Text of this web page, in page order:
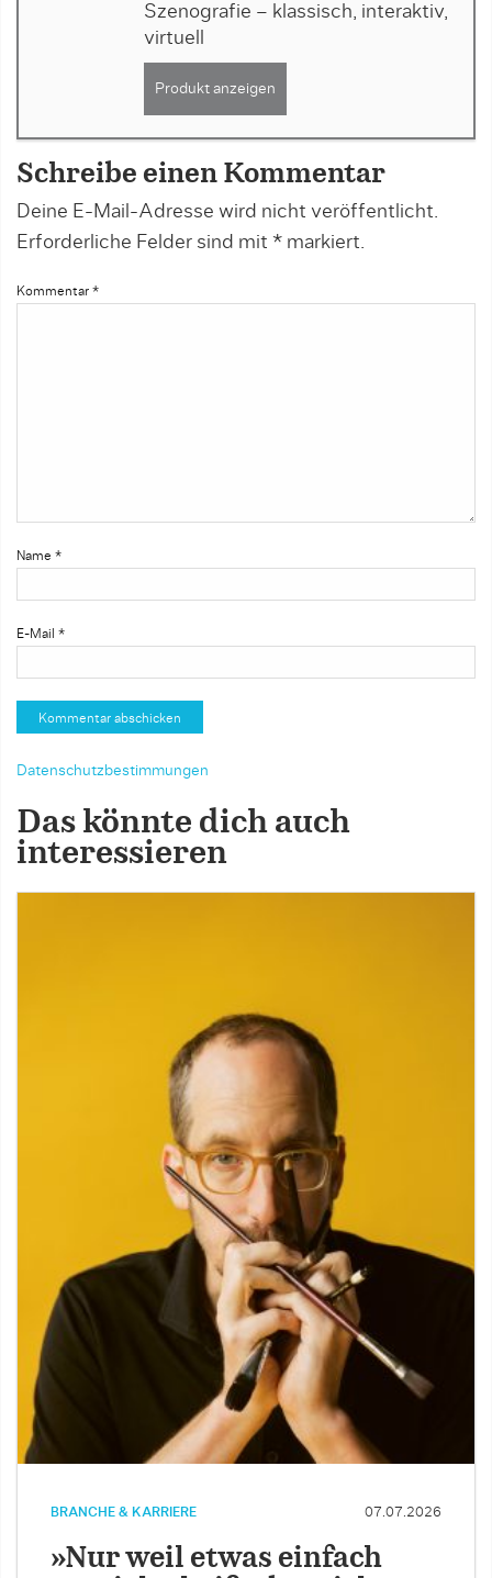
Szenografie – klassisch, interaktiv,
virtuell
Produkt anzeigen
Schreibe einen Kommentar
Deine E-Mail-Adresse wird nicht veröffentlicht.
Erforderliche Felder sind mit * markiert.
Kommentar *
Name *
E-Mail *
Datenschutzbestimmungen
Das könnte dich auch
interessieren
BRANCHE & KARRIERE 07.07.2026
»Nur weil etwas einfach